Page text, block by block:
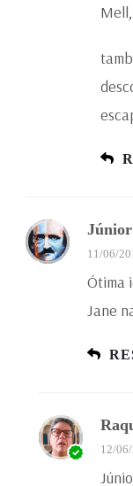
Mell,
Júnior
11/06/
Ótima
Jane
12/